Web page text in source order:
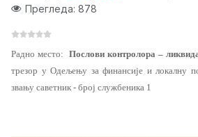
Прегледа: 878
Радно место: Послови контролора –
трезор у Одељењу за финансије и локалну
звању саветник - број службеника 1